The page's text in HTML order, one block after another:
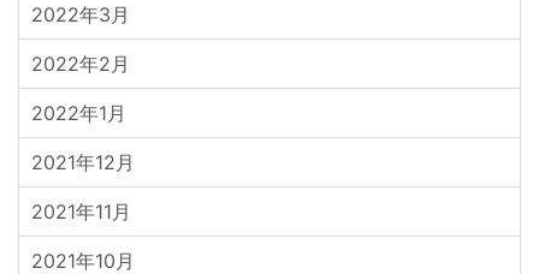
2022年3月
2022年2月
2022年1月
2021年12月
2021年11月
2021年10月